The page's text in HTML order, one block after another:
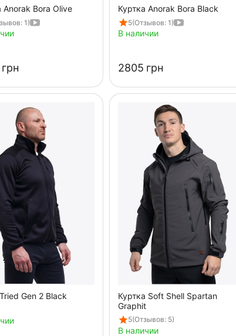
Anorak Bora Olive
1)
грн
Куртка Anorak Bora Black
5(Отзывов: 1)
В наличии
‍2805‍ грн
Gen 2 Black
Куртка Soft Shell Spartan
Graphit
5(Отзывов: 5)
В наличии